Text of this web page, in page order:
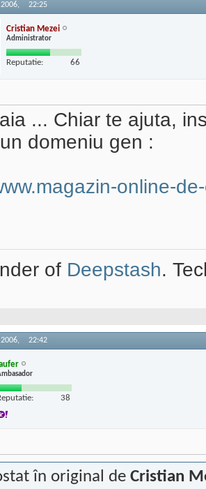
22:25
Cristian Mezei
Administrator
Reputatie: 66
... Chiar te ajuta,
domeniu gen :
online-
of Deepstash.
22:42
38
în original de Cristian